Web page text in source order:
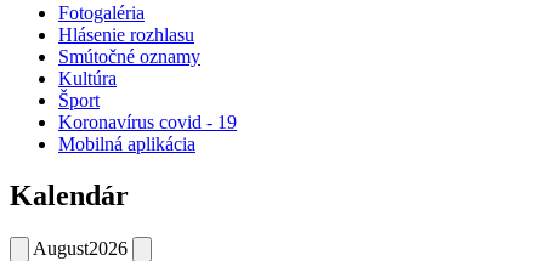
Fotogaléria
Hlásenie rozhlasu
Smútočné oznamy
Kultúra
Šport
Koronavírus covid - 19
Mobilná aplikácia
Kalendár
August2026